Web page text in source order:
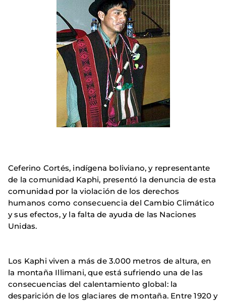
Ceferino Cortés, indígena boliviano, y representante
de la comunidad Kaphi, presentó la denuncia de esta
comunidad por la violación de los derechos
humanos como consecuencia del Cambio Climático
y sus efectos, y la falta de ayuda de las Naciones
Unidas.
Los Kaphi viven a más de 3.000 metros de altura, en
la montaña Illimani, que está sufriendo una de las
consecuencias del calentamiento global: la
desparición de los glaciares de montaña. Entre 1920 y